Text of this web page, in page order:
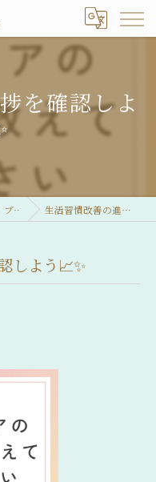
を確認しよ
ブログ 生活習慣改善の進捗を確認しよう📈✨
しよう📈✨